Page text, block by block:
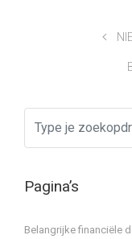
Pagina’s
Belangrijke financiële